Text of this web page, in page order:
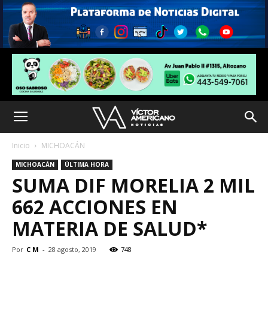
Inicio MICHOACÁN
MICHOACÁN ÚLTIMA HORA
SUMA DIF MORELIA 2 MIL
662 ACCIONES EN
MATERIA DE SALUD*
Por C M - 28 agosto, 2019 748